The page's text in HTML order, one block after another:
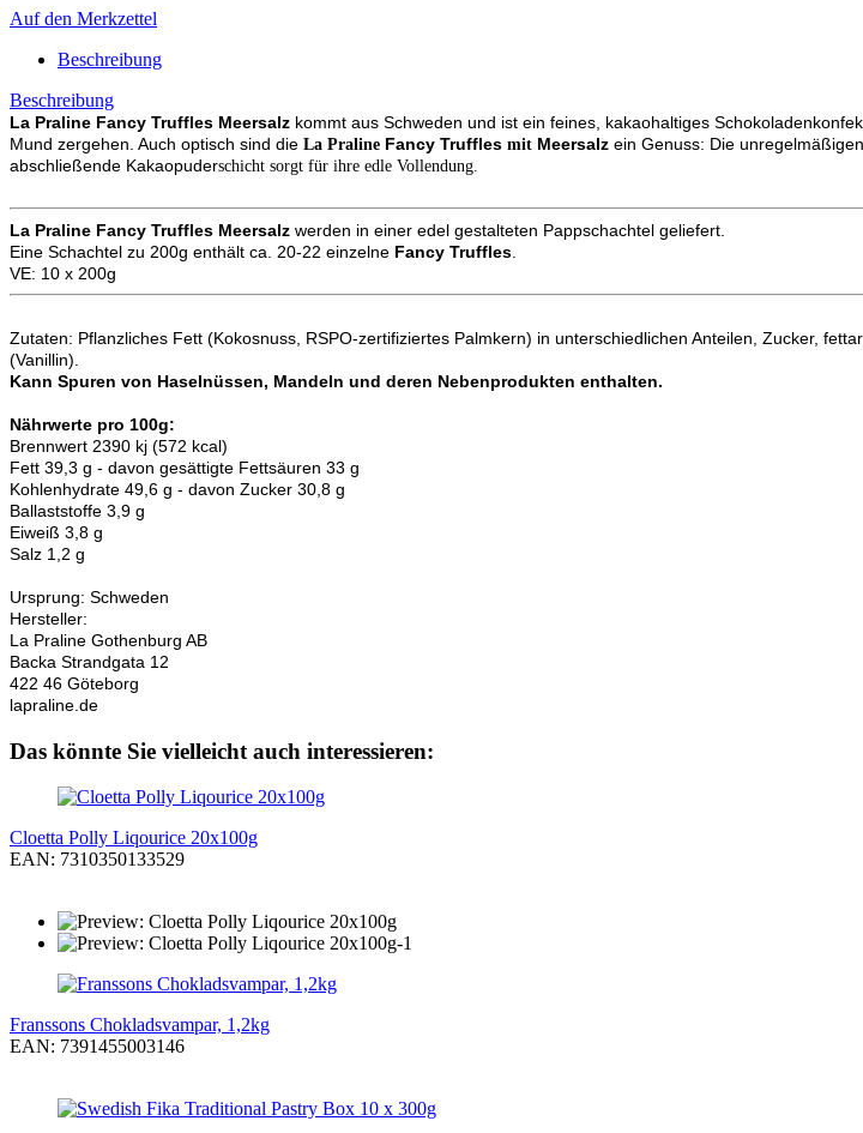
Auf den Merkzettel
Beschreibung
Beschreibung
La Praline Fancy Truffles Meersalz kommt aus Schweden und ist ein feines, kakaohaltiges
Mund zergehen. Auch optisch sind die La Praline Fancy Truffles mit Meersalz ein Genuss: Die
abschließende Kakaopuderschicht sorgt für ihre edle Vollendung.
La Praline Fancy Truffles Meersalz werden in einer edel gestalteten Pappschachtel geliefert.
Eine Schachtel zu 200g enthält ca. 20-22 einzelne Fancy Truffles
VE: 10 x 200g
Zutaten: Pflanzliches Fett (Kokosnuss, RSPO-zertifiziertes Palmkern) in unterschiedlichen Anteilen, Zucker,
(Vanillin).
Kann Spuren von Haselnüssen, Mandeln und deren Nebenprodukten enthalten.
Nährwerte pro 100g:
Brennwert 2390 kj (572 kcal)
Fett 39,3 g - davon gesättigte Fettsäuren 33 g
Kohlenhydrate 49,6 g - davon Zucker 30,8 g
Ballaststoffe 3,9 g
Eiweiß 3,8 g
Salz 1,2 g
Ursprung: Schweden
Hersteller:
La Praline Gothenburg AB
Backa Strandgata 12
422 46 Göteborg
lapraline.de
Das könnte Sie vielleicht auch interessieren:
Cloetta Polly Liqourice 20x100g
EAN: 7310350133529
Franssons Chokladsvampar, 1,2kg
EAN: 7391455003146